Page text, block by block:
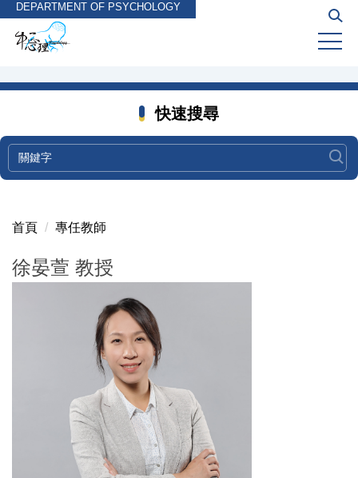
跳
到
內
DEPARTMENT OF PSYCHOLOGY
快速搜尋
首頁 專任教師
徐晏萱 教授